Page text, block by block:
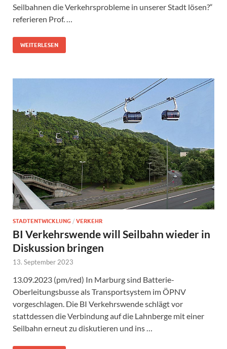
Seilbahnen die Verkehrsprobleme in unserer Stadt lösen?“
referieren Prof. …
WEITERLESEN
STADTENTWICKLUNG / VERKEHR
BI Verkehrswende will Seilbahn wieder in
Diskussion bringen
13. September 2023
13.09.2023 (pm/red) In Marburg sind Batterie-
Oberleitungsbusse als Transportsystem im ÖPNV
vorgeschlagen. Die BI Verkehrswende schlägt vor
stattdessen die Verbindung auf die Lahnberge mit einer
Seilbahn erneut zu diskutieren und ins …